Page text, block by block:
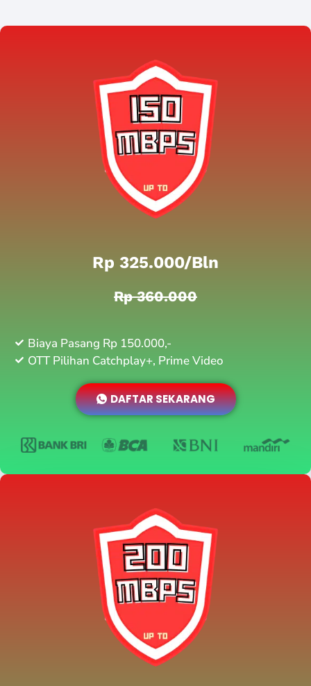
Rp 325.000/bln
Rp 360.000
Biaya Pasang Rp 150.000,-
OTT Pilihan Catchplay+, Prime Video
DAFTAR SEKARANG